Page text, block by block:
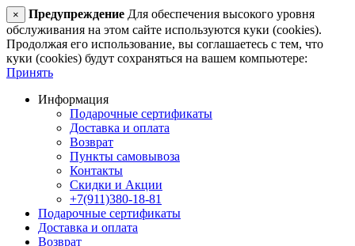
× Предупреждение Для обеспечения высокого уровня
обслуживания на этом сайте используются куки (cookies).
Продолжая его использование, вы соглашаетесь с тем, что
куки (cookies) будут сохраняться на вашем компьютере:
Принять
Информация
Подарочные сертификаты
Доставка и оплата
Возврат
Пункты самовывоза
Контакты
Скидки и Акции
+7(911)380-18-81
Подарочные сертификаты
Доставка и оплата
Возврат